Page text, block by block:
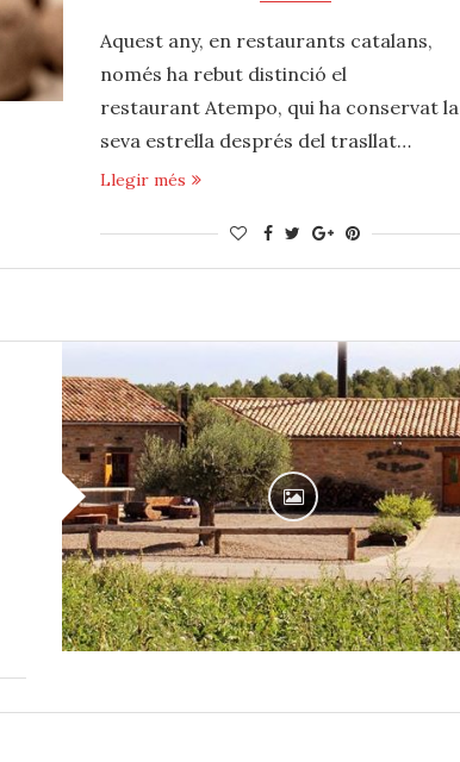
Aquest any, en restaurants catalans,
només ha rebut distinció el
restaurant Atempo, qui ha conservat la
seva estrella després del trasllat…
Llegir més